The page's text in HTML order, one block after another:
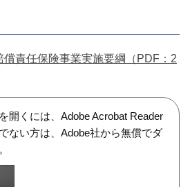
償責任保険事業実施要綱（PDF：2
開くには、Adobe Acrobat Reader
ない方は、Adobe社から無償でダ